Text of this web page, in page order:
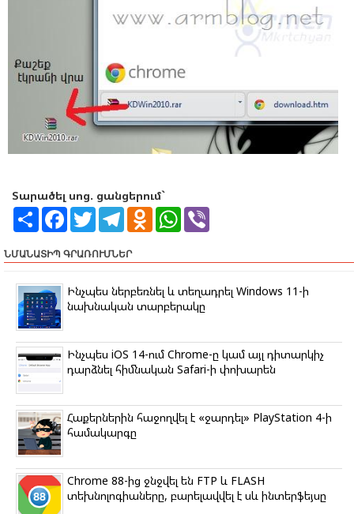
Տարածել սոց. ցանցերում`
S
r
e
F
e
b
o
k
T
w
t
t
r
T
e
g
a
m
O
k
a
s
i
k
W
s
p
r
ՆՄԱՆԱՏԻՊ ԳՐԱՌՈՒՄՆԵՐ
Ինչպես ներբեռնել և տեղադրել Windows 11-ի
նախնական տարբերակը
Ինչպես iOS 14-ում Chrome-ը կամ այլ դիտարկիչ
դարձնել հիմնական Safari-ի փոխարեն
Հաքերներին հաջողվել է «ջարդել» PlayStation 4-ի
համակարգը
Chrome 88-ից ջնջվել են FTP և FLASH
տեխնոլոգիաները, բարելավվել է սև ինտերֆեյսը